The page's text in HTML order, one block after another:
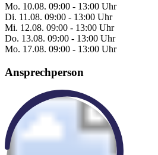
Mo. 10.08. 09:00 - 13:00 Uhr
Di. 11.08. 09:00 - 13:00 Uhr
Mi. 12.08. 09:00 - 13:00 Uhr
Do. 13.08. 09:00 - 13:00 Uhr
Mo. 17.08. 09:00 - 13:00 Uhr
Ansprechperson